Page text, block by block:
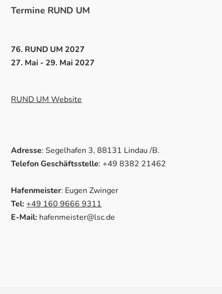
Termine RUND UM
76. RUND UM 2027
27. Mai - 29. Mai 2027
RUND UM Website
Adresse: Segelhafen 3, 88131 Lindau /B.
Telefon Geschäftsstelle: +49 8382 21462
Hafenmeister: Eugen Zwinger
Tel: +49 160 9666 9311
E-Mail: hafenmeister@lsc.de